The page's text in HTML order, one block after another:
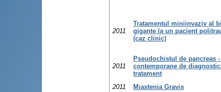
2011
Tratamentul miniinvaziv al
gigante la un pacient
(caz clinic)
2011
Pseudochistul de pancreas
contemporane de
tratament
2011
Miastenia Gravis